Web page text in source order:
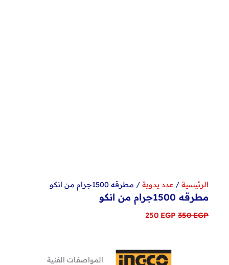
الرئيسية / عدد يدوية / مطرقه 1500جرام من انكو
مطرقه 1500جرام من انكو
350EGP
السعر
350 EGP.
250 EGP
السعر
250 EGP.
المواصفات الفنية